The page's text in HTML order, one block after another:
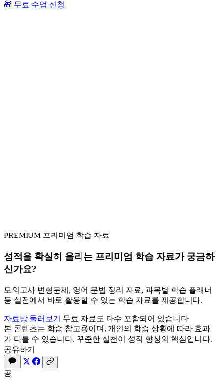
🎁 무료 수업 신청
PREMIUM 프리미엄 학습 자료
성적을 확실히 올리는 프리미엄 학습 자료가 궁금하
신가요?
모의고사 변형문제, 영어 문법 정리 자료, 과목별 학습 플래너
등 실전에서 바로 활용할 수 있는 학습 자료를 제공합니다.
자료방 둘러보기 무료 자료도 다수 포함되어 있습니다
본 콘텐츠는 학습 참고용이며, 개인의 학습 상황에 따라 효과
가 다를 수 있습니다. 꾸준한 실천이 성적 향상의 핵심입니다.
공유하기
공